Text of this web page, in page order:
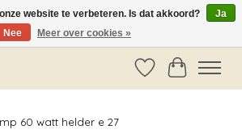
dag verzonden!
Verlanglijst
60 watt helder e 27
website te verbeteren. Is dat akkoord?
Ja
Nee
Meer over cookies »